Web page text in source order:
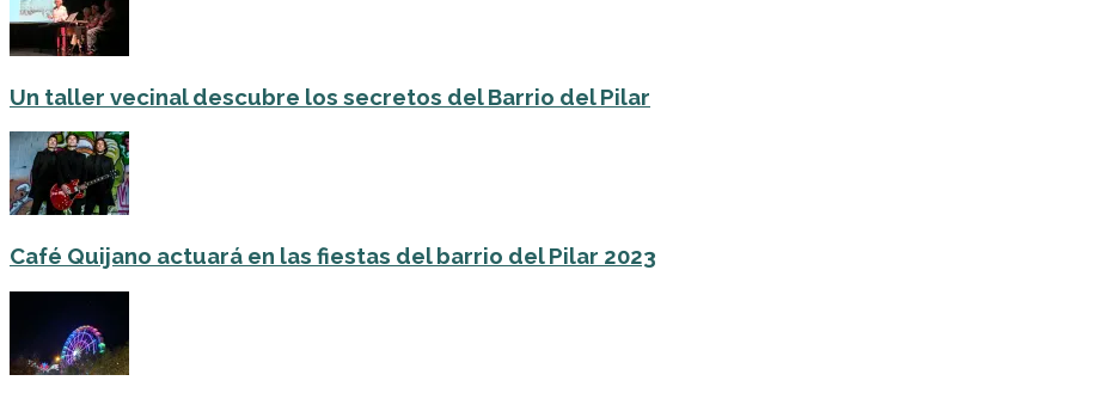
Un taller vecinal descubre los secretos del Barrio del Pilar
Café Quijano actuará en las fiestas del barrio del Pilar 2023